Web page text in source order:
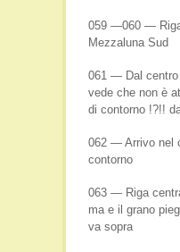
059 —060 —
Mezzaluna Sud
061 — Dal centro
vede che non è
di contorno !?!!
062 — Arrivo nel
contorno
063 — Riga
ma e il grano
va sopra